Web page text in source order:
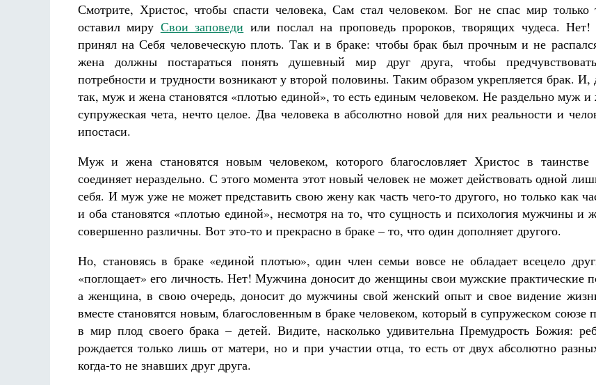
Смотрите, Христос, чтобы спасти человека, Сам стал человеком. Бог не спас мир только
оставил миру Свои заповеди или послал на проповедь пророков, творящих чудеса.
принял на Себя человеческую плоть. Так и в браке: чтобы брак был прочным и не
жена должны постараться понять душевный мир друг друга, чтобы
потребности и трудности возникают у второй половины. Таким образом укрепляется брак. И,
так, муж и жена становятся «плотью единой», то есть единым человеком. Не раздельно муж
супружеская чета, нечто целое. Два человека в абсолютно новой для них реальности и
ипостаси.
Муж и жена становятся новым человеком, которого благословляет Христос в
соединяет нераздельно. С этого момента этот новый человек не может действовать одной
себя. И муж уже не может представить свою жену как часть чего-то другого, но только как
и оба становятся «плотью единой», несмотря на то, что сущность и психология мужчины и
совершенно различны. Вот это-то и прекрасно в браке – то, что один дополняет другого.
Но, становясь в браке «единой плотью», один член семьи вовсе не обладает всецело
«поглощает» его личность. Нет! Мужчина доносит до женщины свои мужские практические
а женщина, в свою очередь, доносит до мужчины свой женский опыт и свое видение
вместе становятся новым, благословенным в браке человеком, который в супружеском союзе
в мир плод своего брака – детей. Видите, насколько удивительна Премудрость Божия:
рождается только лишь от матери, но и при участии отца, то есть от двух абсолютно
когда-то не знавших друг друга.